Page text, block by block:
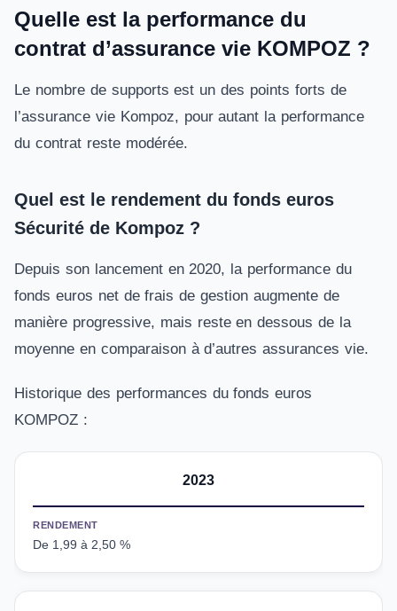
Quelle est la performance du
contrat d’assurance vie KOMPOZ ?
Le nombre de supports est un des points forts de
l’assurance vie Kompoz, pour autant la performance
du contrat reste modérée.
Quel est le rendement du fonds euros
Sécurité de Kompoz ?
Depuis son lancement en 2020, la performance du
fonds euros net de frais de gestion augmente de
manière progressive, mais reste en dessous de la
moyenne en comparaison à d’autres assurances vie.
Historique des performances du fonds euros
KOMPOZ :
2023
RENDEMENT
De 1,99 à 2,50 %